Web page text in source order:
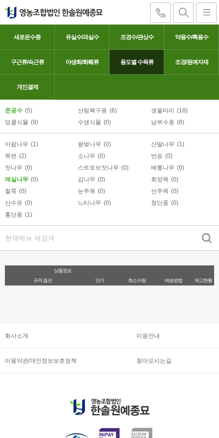
새로운수종 유실수/과실수 조경수/관상수 약용수/특용수
구근류/숙근류 야생화/화훼류 용도별 수목류 조경/원예자재
개인결제
준공수 (5) 산림복구용 (6) 생울타리
(18)
덩쿨식물 (9) 수생식물 (0) 남부수종 (8)
이팝나무 (1) 왕벚나무 (0) 산딸나무 (1)
목련 (2) 소나무 (0) 반송 (0)
잣나무 (0) 스트로브잣나무 (0) 배롱나무 (0)
매실나무 (0) 감나무 (0) 회양목 (0)
철쭉 (0) 눈주목 (0) 선주목 (0)
산수유 (0) 느티나무 (0) 청단풍 (0)
홍단풍 (1)
상품정보
규격 옵션
단가 최소수량 배송방법 재고현황
회사소개 이용안내
이용약관/개인정보보호정책 찾아오시는길